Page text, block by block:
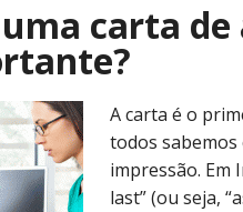
carta
A carta é o
todos
impressão. Em
last” (ou seja,